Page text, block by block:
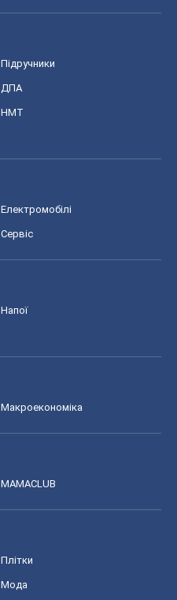
Підручники
ДПА
НМТ
Електромобілі
Сервіс
Напої
Макроекономіка
MAMACLUB
Плітки
Мода